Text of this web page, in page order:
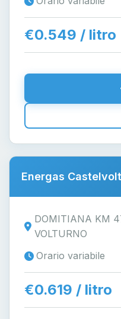
€0.549 / litro
Energas
DOMITIANA KM
VOLTURNO
Orario variabile
€0.619 / litro